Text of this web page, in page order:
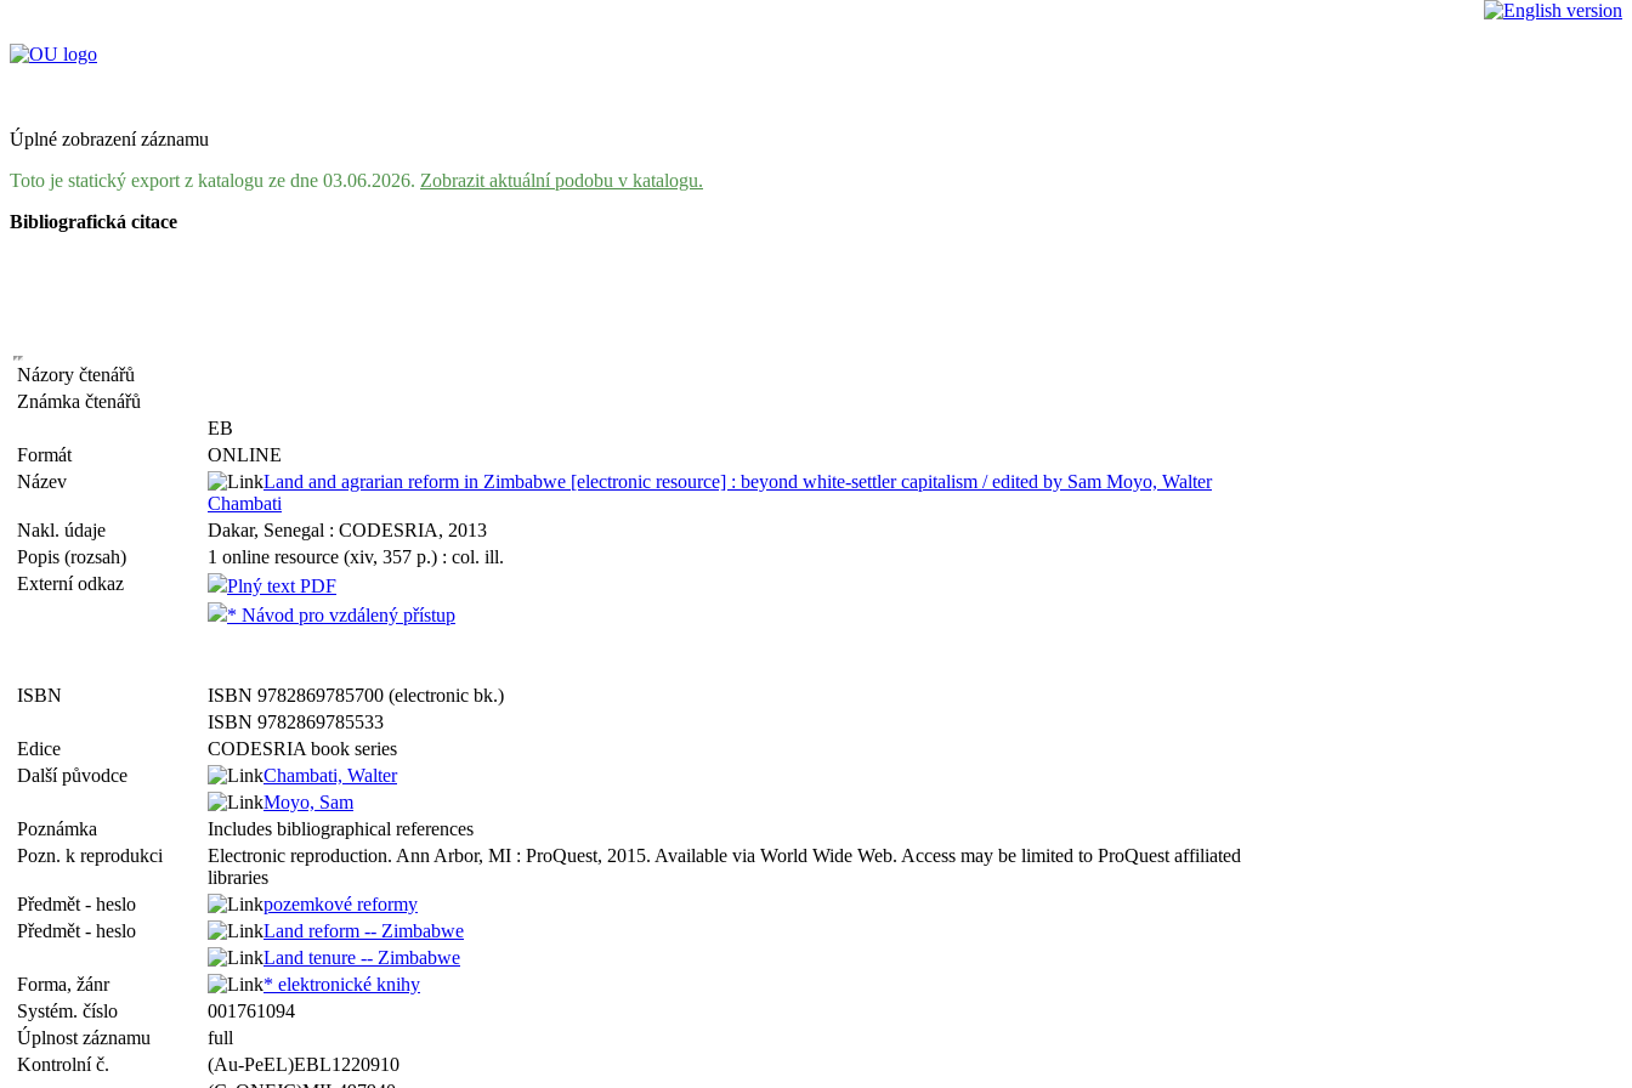
Úplné zobrazení záznamu
Toto je statický export z katalogu ze dne 03.06.2026. Zobrazit aktuální podobu v katalogu.
Bibliografická citace
Názory čtenářů
Známka čtenářů
EB
Formát
ONLINE
Název
Land and agrarian reform in Zimbabwe [electronic resource] : beyond white-settler capitalism / edited by Sam Moyo, Walter
Chambati
Nakl. údaje
Dakar, Senegal : CODESRIA, 2013
Popis (rozsah)
1 online resource (xiv, 357 p.) : col. ill.
Externí odkaz
Plný text PDF
* Návod pro vzdálený přístup
ISBN
ISBN 9782869785700 (electronic bk.)
ISBN 9782869785533
Edice
CODESRIA book series
Další původce
Chambati, Walter
Moyo, Sam
Poznámka
Includes bibliographical references
Pozn. k reprodukci
Electronic reproduction. Ann Arbor, MI : ProQuest, 2015. Available via World Wide Web. Access may be limited to ProQuest affiliated
libraries
Předmět - heslo
pozemkové reformy
Předmět - heslo
Land reform -- Zimbabwe
Land tenure -- Zimbabwe
Forma, žánr
* elektronické knihy
Systém. číslo
001761094
Úplnost záznamu
full
Kontrolní č.
(Au-PeEL)EBL1220910